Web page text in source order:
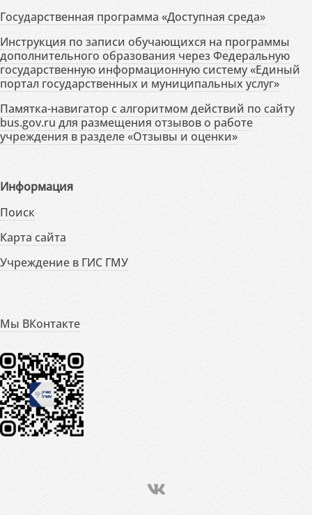
Государственная программа «Доступная среда»
Инструкция по записи обучающихся на программы
дополнительного образования через Федеральную
государственную информационную систему «Единый
портал государственных и муниципальных услуг»
Памятка-навигатор с алгоритмом действий по сайту
bus.gov.ru для размещения отзывов о работе
учреждения в разделе «Отзывы и оценки»
Информация
Поиск
Карта сайта
Учреждение в ГИС ГМУ
Мы ВКонтакте